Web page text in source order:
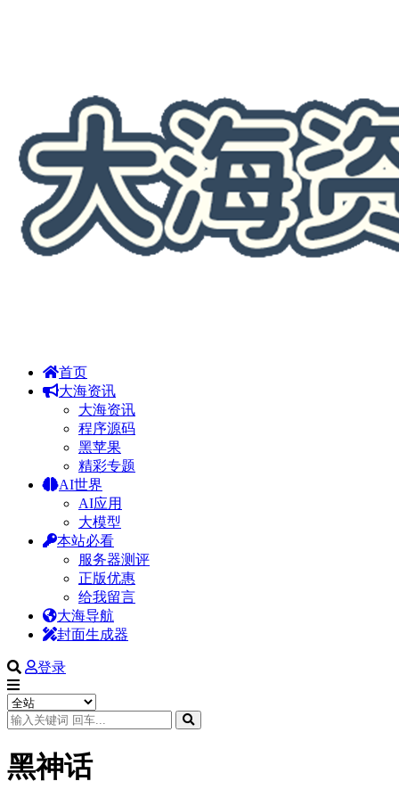
首页
大海资讯
大海资讯
程序源码
黑苹果
精彩专题
AI世界
AI应用
大模型
本站必看
服务器测评
正版优惠
给我留言
大海导航
封面生成器
登录
黑神话